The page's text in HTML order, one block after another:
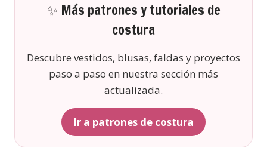
✨ Más patrones y tutoriales de
costura
Descubre vestidos, blusas, faldas y proyectos
paso a paso en nuestra sección más
actualizada.
Ir a patrones de costura